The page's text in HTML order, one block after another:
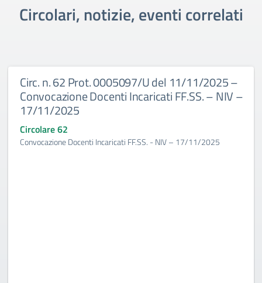
Circolari, notizie, eventi correlati
Circ. n. 62 Prot. 0005097/U del 11/11/2025 –
Convocazione Docenti Incaricati FF.SS. – NIV –
17/11/2025
Circolare 62
Convocazione Docenti Incaricati FF.SS. - NIV – 17/11/2025